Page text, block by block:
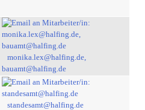
monika.lex@halfing.de,
bauamt@halfing.de
standesamt@halfing.de